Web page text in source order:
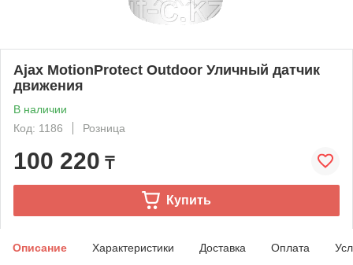
Ajax MotionProtect Outdoor Уличный датчик
движения
В наличии
Код: 1186
Розница
100 220 ₸
Купить
Описание Характеристики Доставка Оплата